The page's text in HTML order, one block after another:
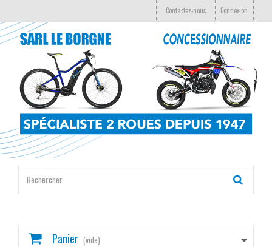
Connexion
Contactez-nous
Panier (vide)